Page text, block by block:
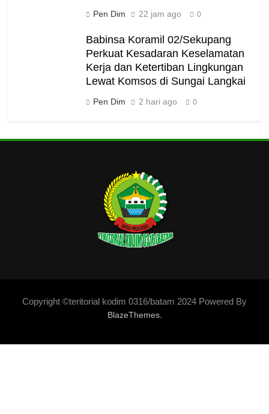
Pen Dim 22 jam ago 0
Babinsa Koramil 02/Sekupang
Perkuat Kesadaran Keselamatan
Kerja dan Ketertiban Lingkungan
Lewat Komsos di Sungai Langkai
Pen Dim 2 hari ago 0
Copyright ©teritorial kodim 0316/batam 2024 Powered By
BlazeThemes.